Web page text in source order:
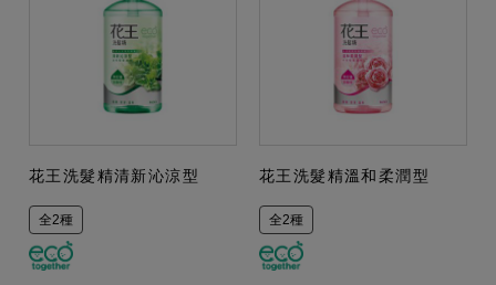
花王洗髮精清新沁涼型
全2種
花王洗髮精溫和柔潤型
全2種